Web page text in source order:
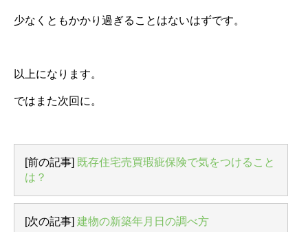
少なくともかかり過ぎることはないはずです。
以上になります。
ではまた次回に。
[前の記事] 既存住宅売買瑕疵保険で気をつけること
は？
[次の記事] 建物の新築年月日の調べ方